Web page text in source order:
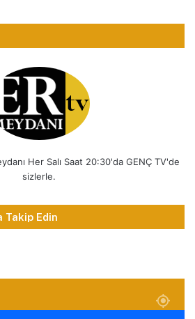
Her Salı Saat 20:30'da GENÇ TV'de
sizlerle.
Takip Edin